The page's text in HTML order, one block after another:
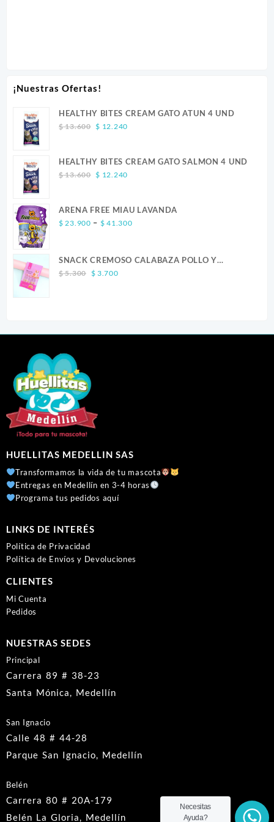
¡Nuestras Ofertas!
HEALTHY BITES CREAM GATO ATUN 4 UND
$13.600 Original
$ 13.600.
$ 12.240Current
$ 12.240.
HEALTHY BITES CREAM GATO SALMON 4 UND
$13.600 Original
$ 13.600.
$ 12.240Current
$ 12.240.
ARENA FREE MIAU LAVANDA
$ 23.900 – $ 41.300Price
through
SNACK CREMOSO CALABAZA POLLO Y
SALMON CANINO X 5
$5.300
Original
$ 3.700Current
HUELLITAS MEDELLIN SAS
Transformamos la vida de tu mascota
Entregas en Medellín en 3-4 horas
Programa tus pedidos aquí
LINKS DE INTERÉS
Política de Privacidad
Política de Envíos y Devoluciones
CLIENTES
Mi Cuenta
Pedidos
NUESTRAS SEDES
Principal
Carrera 89 # 38-23
Santa Mónica, Medellín
San Ignacio
Calle 48 # 44-28
Parque San Ignacio, Medellín
Belén
Carrera 80 # 20A-179
Belén La Gloria, Medellín
Necesitas
Ayuda?